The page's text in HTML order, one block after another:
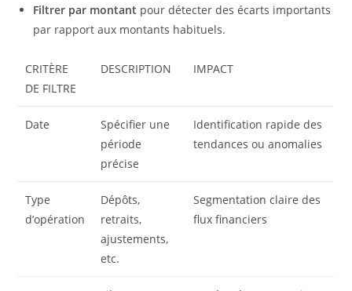
Filtrer par montant pour détecter des écarts importants
par rapport aux montants habituels.
CRITÈRE
DE FILTRE
DESCRIPTION IMPACT
Date
Spécifier une
période
précise
Identification rapide des
tendances ou anomalies
Type
d’opération
Dépôts,
retraits,
ajustements,
etc.
Segmentation claire des
flux financiers